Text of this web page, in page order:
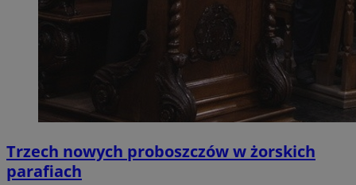
Trzech nowych proboszczów w żorskich
parafiach